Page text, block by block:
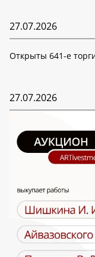
27.07.2026
Открыты 641-е
27.07.2026